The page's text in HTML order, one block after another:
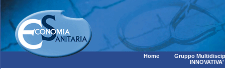
Home
Gruppo
INNOVATIVA'